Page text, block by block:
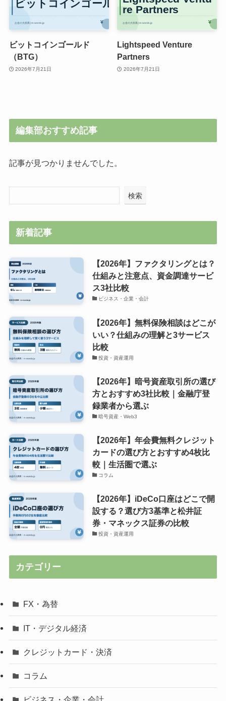
ビットコインゴールド
（BTG）
2026年7月21日
Lightspeed Venture
Partners
2026年7月21日
編集部おすすめ記事
記事が見つかりませんでした。
検索
新着記事
【2026年】ファクタリングとは？
仕組みと注意点、資金調達サービ
ス3社比較
ビジネス・企業・会計
【2026年】無料保険相談はどこが
いい？仕組みの理解と3サービス
比較
投資・資産運用
【2026年】暗号資産取引所の選び
方とおすすめ3社比較｜金融庁登
録業者から選ぶ
暗号資産・Web3
【2026年】年会費無料クレジット
カードの選び方とおすすめ4枚比
較｜生活圏で選ぶ
コラム
【2026年】iDeCo口座はどこで開
設する？選び方3基準と松井証
券・マネックス証券の比較
投資・資産運用
カテゴリー
FX・為替
IT・デジタル経済
クレジットカード・決済
コラム